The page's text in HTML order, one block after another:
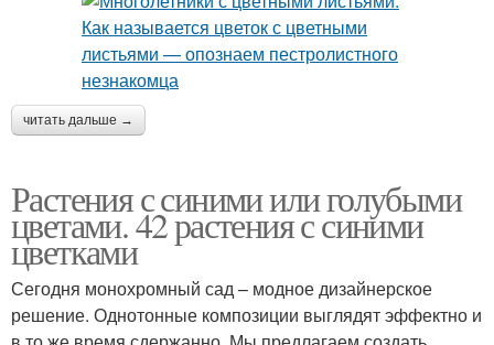
читать дальше →
Растения с синими или голубыми
цветами. 42 растения с синими
цветками
Сегодня монохромный сад – модное дизайнерское
решение. Однотонные композиции выглядят эффектно и